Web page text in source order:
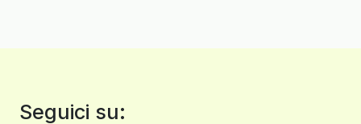
Seguici su: